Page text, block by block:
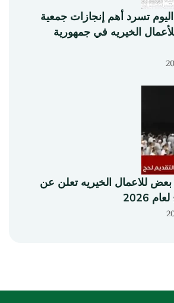
تسرد أهم إنجازات جمعية
الخيريه في جمهورية
للاعمال الخيريه تعلن عن
2026